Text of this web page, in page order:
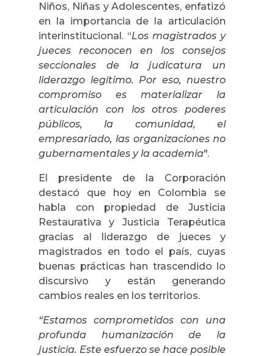
Niños, Niñas y Adolescentes, enfatizó
en la importancia de la articulación
interinstitucional. “Los magistrados y
jueces reconocen en los consejos
seccionales de la judicatura un
liderazgo legítimo. Por eso, nuestro
compromiso es materializar la
articulación con los otros poderes
públicos, la comunidad, el
empresariado, las organizaciones no
gubernamentales y la academia".
El presidente de la Corporación
destacó que hoy en Colombia se
habla con propiedad de Justicia
Restaurativa y Justicia Terapéutica
gracias al liderazgo de jueces y
magistrados en todo el país, cuyas
buenas prácticas han trascendido lo
discursivo y están generando
cambios reales en los territorios.
“Estamos comprometidos con una
profunda humanización de la
justicia. Este esfuerzo se hace posible